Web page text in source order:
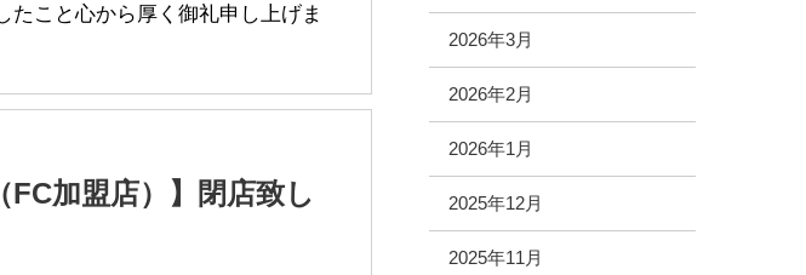
たこと心から厚く御礼申し上げま
FC加盟店）】閉店致し
2026年3月
2026年2月
2026年1月
2025年12月
2025年11月